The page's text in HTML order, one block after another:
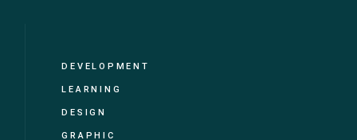
DEVELOPMENT
LEARNING
DESIGN
GRAPHIC